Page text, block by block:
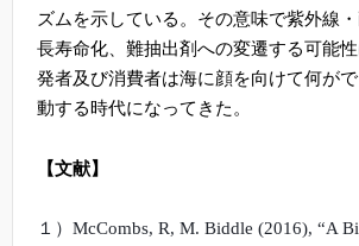
ズムを示している。その意味で紫外線
長寿命化、難抽出剤への変遷する可能
発者及び消費者は海に顔を向けて何が
動する時代になってきた。
【文献】
１） McCombs, R, M. Biddle (2016), “A